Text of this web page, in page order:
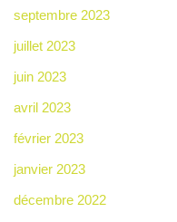
septembre 2023
juillet 2023
juin 2023
avril 2023
février 2023
janvier 2023
décembre 2022